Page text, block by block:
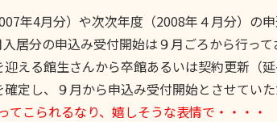
年4月分）や次次年度（2008年４月分）の
居分の申込み受付開始は９月ごろから行っ
える館生さんから卒館あるいは契約更新（
定し、９月から申込み受付開始とさせていた
てこられるなり、嬉しそうな表情で・・・・